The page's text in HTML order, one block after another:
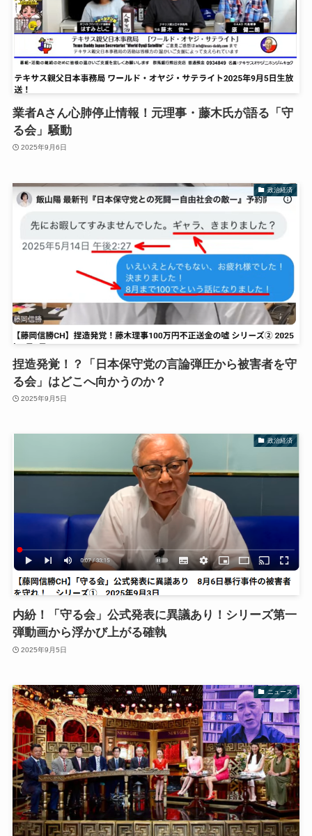
業者Aさん心肺停止情報！元理事・藤木氏が語る「守
る会」騒動
2025年9月6日
政治経済
捏造発覚！？「日本保守党の言論弾圧から被害者を守
る会」はどこへ向かうのか？
2025年9月5日
政治経済
内紛！「守る会」公式発表に異議あり！シリーズ第一
弾動画から浮かび上がる確執
2025年9月5日
ニュース